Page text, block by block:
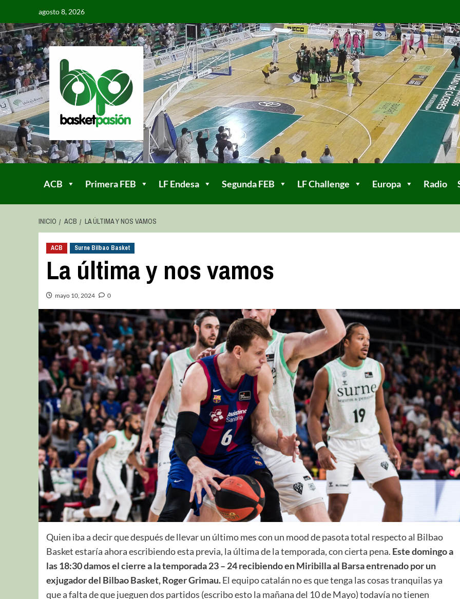
agosto 8, 2026
ACB Primera FEB LF Endesa Segunda FEB LF Challenge Europa Radio
INICIO ACB LA ÚLTIMA Y NOS VAMOS
ACB Surne Bilbao Basket
La última y nos vamos
mayo 10, 2024 0
Quien iba a decir que después de llevar un último mes con un mood de pasota total respecto al Bilbao
Basket estaría ahora escribiendo esta previa, la última de la temporada, con cierta pena. Este domingo a
las 18:30 damos el cierre a la temporada 23 – 24 recibiendo en Miribilla al Barsa entrenado por un
exjugador del Bilbao Basket, Roger Grimau.El equipo catalán no es que tenga las cosas tranquilas ya
que a falta de que jueguen dos partidos (escribo esto la mañana del 10 de Mayo) todavía no tienen
La entrevista bTactic
La entrevista bTactic
Nos hacemos mayores. Vamos creciendo. Tanto así
que el próximo 20 de mayo celebramos nuestro
cuarto cumpleaños. Y todo crecimiento conlleva